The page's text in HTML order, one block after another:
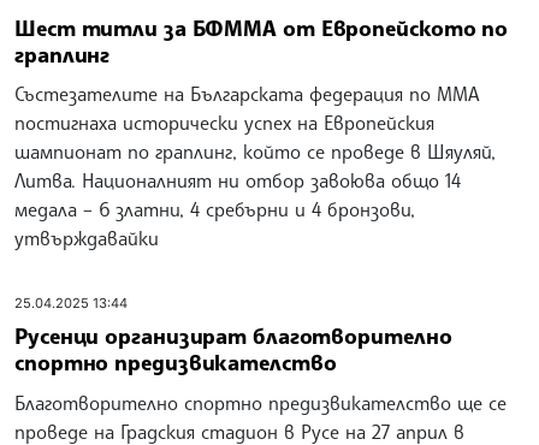
Шест титли за БФММА от Европейското по
граплинг
Състезателите на Българската федерация по ММА
постигнаха исторически успех на Европейския
шампионат по граплинг, който се проведе в Шяуляй,
Литва. Националният ни отбор завоюва общо 14
медала – 6 златни, 4 сребърни и 4 бронзови,
утвърждавайки
25.04.2025 13:44
Русенци организират благотворително
спортно предизвикателство
Благотворително спортно предизвикателство ще се
проведе на Градския стадион в Русе на 27 април в